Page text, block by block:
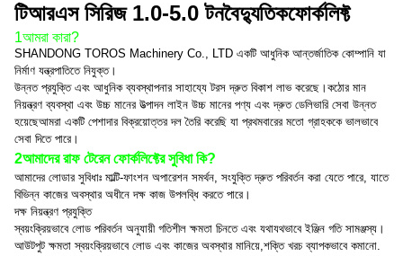
টিআরএস সিরিজ 1.0-5.0 টনবৈদ্যুতিকফোর্কলিফ্ট
1আমরা কারা?
SHANDONG TOROS Machinery Co., LTD একটি আধুনিক আন্তর্জাতিক কোম্পানি যা
নির্মাণ যন্ত্রপাতিতে নিযুক্ত।
উন্নত প্রযুক্তি এবং আধুনিক ব্যবস্থাপনার সাহায্যে টরস দ্রুত বিকাশ লাভ করেছে।কঠোর মান
নিয়ন্ত্রণ ব্যবস্থা এবং উচ্চ মানের উত্পাদন লাইন উচ্চ মানের পণ্য এবং দ্রুত ডেলিভারি সেবা উন্নত
হয়েছেআমরা একটি পেশাদার বিক্রয়োত্তর দল তৈরি করেছি যা প্রথমবারের মতো গ্রাহককে ভালভাবে
সেবা দিতে পারে।
2আমাদের রাফ টেরেন ফোর্কলিফ্টের সুবিধা কি?
আমাদের লোডার সুবিধাঃ মাল্টি-ফাংশন অপারেশন সমর্থন, সংযুক্তি দ্রুত পরিবর্তন করা যেতে পারে, যাতে
বিভিন্ন কাজের অবস্থার অধীনে দক্ষ কাজ উপলব্ধি করতে পারে।
দক্ষ নিয়ন্ত্রণ প্রযুক্তি
স্বয়ংক্রিয়ভাবে লোড পরিবর্তন অনুযায়ী গতিশীল ক্ষমতা চিনতে এবং যথাযথভাবে ইঞ্জিন গতি সামঞ্জস্য।
আউটপুট ক্ষমতা স্বয়ংক্রিয়ভাবে লোড এবং কাজের অবস্থার মানিয়ে,শক্তি খরচ ব্যাপকভাবে কমানো.